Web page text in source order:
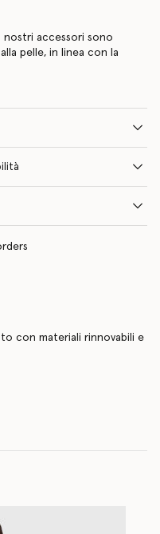
accessori sono
pelle, in linea con la
con materiali rinnovabili e